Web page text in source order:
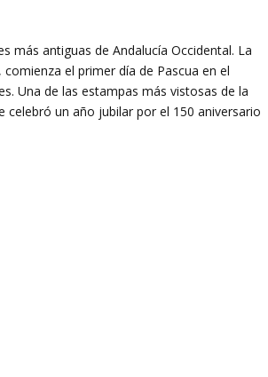
más antiguas de Andalucía Occidental. La
el primer día de Pascua en el
Una de las estampas más vistosas de la
celebró un año jubilar por el 150 aniversario